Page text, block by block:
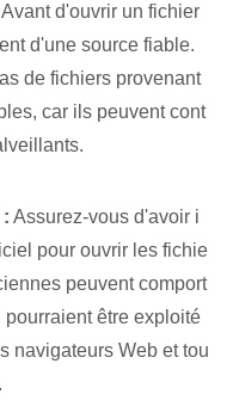
Avant d'ouvrir un fichier
d'une source fiable.
de fichiers provenant
car ils peuvent cont
Assurez-vous d'avoir i
pour ouvrir les fichie
peuvent comport
être exploité
navigateurs Web et tou